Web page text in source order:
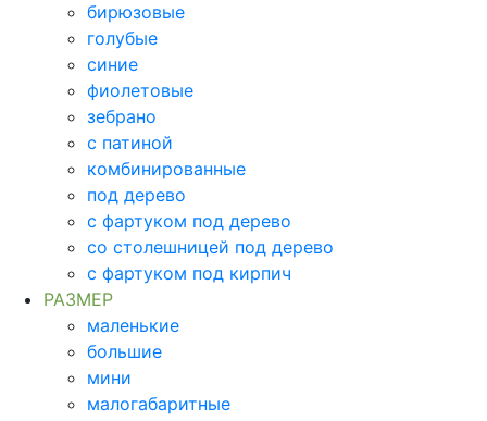
бирюзовые
голубые
синие
фиолетовые
зебрано
с патиной
комбинированные
под дерево
с фартуком под дерево
со столешницей под дерево
с фартуком под кирпич
РАЗМЕР
маленькие
большие
мини
малогабаритные